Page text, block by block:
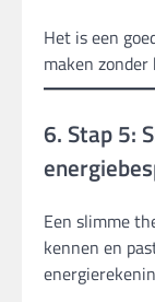
Het is een
maken
6. Stap 5:
Een slimme
kennen en